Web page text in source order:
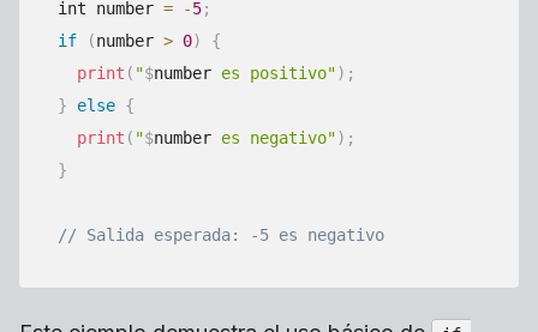
int number = -5;
if
(number > 0)
{
print ( "$number es positivo") ;
}
else {
print ( "$number es negativo") ;
}
// Salida esperada: -5 es negativo